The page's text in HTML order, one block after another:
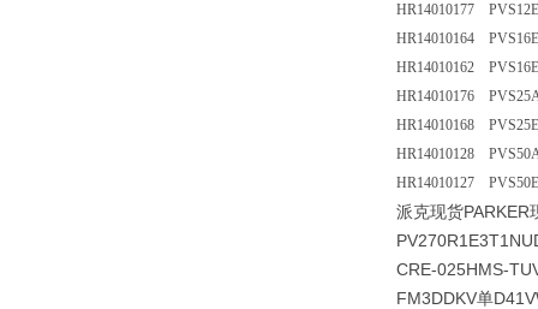
HR14010177
HR14010164
HR14010162
HR14010176
HR14010168
HR14010128
HR14010127
派克现货PARKER
CRE-025HMS-
FM3DDKV单